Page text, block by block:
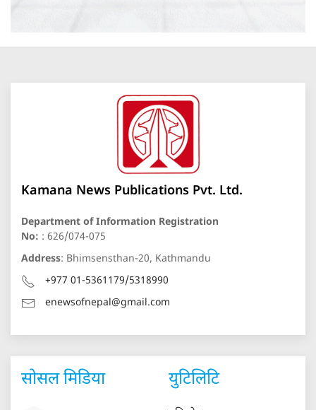
Kamana News Publications Pvt. Ltd.
Department of Information Registration
No: : 626/074-075
Address: Bhimsensthan-20, Kathmandu
+977 01-5361179/5318990
enewsofnepal@gmail.com
सोसल मिडिया युटिलिटि